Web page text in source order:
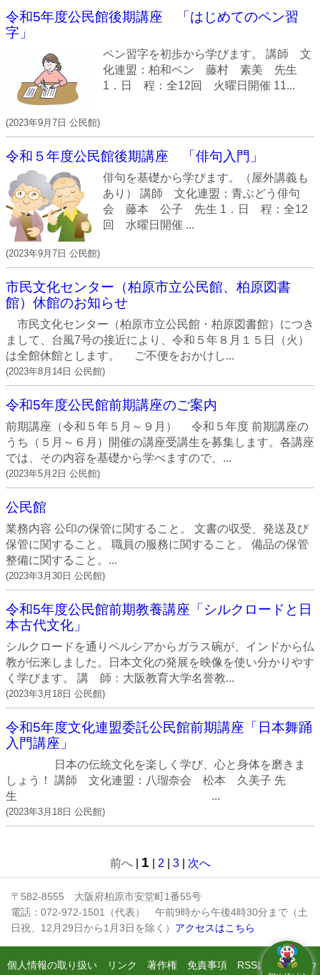
令和5年度公民館後期講座 「はじめてのペン習
字」
ペン習字を初歩から学びます。 講師 文
化連盟：柏和ペン 藤村 素美 先生
1．日 程：全12回 火曜日開催 11...
(2023年9月7日 公民館)
令和５年度公民館後期講座 「俳句入門」
俳句を基礎から学びます。（屋外講義も
あり） 講師 文化連盟：青ぶどう俳句
会 藤本 公子 先生 1．日 程：全12
回 水曜日開催 ...
(2023年9月7日 公民館)
市民文化センター（柏原市立公民館、柏原図書
館）休館のお知らせ
市民文化センター（柏原市立公民館・柏原図書館）につき
まして、台風7号の接近により、令和５年８月１５日（火）
は全館休館とします。 ご不便をおかけし...
(2023年8月14日 公民館)
令和5年度公民館前期講座のご案内
前期講座（令和５年５月～９月） 令和５年度 前期講座の
うち（５月～６月）開催の講座受講生を募集します。各講座
では、その内容を基礎から学べますので、...
(2023年5月2日 公民館)
公民館
業務内容 公印の保管に関すること。 文書の収受、発送及び
保管に関すること。 職員の服務に関すること。 備品の保管
整備に関すること。...
(2023年3月30日 公民館)
令和5年度公民館前期教養講座「シルクロードと日
本古代文化」
シルクロードを通りペルシアからガラス碗が、インドから仏
教が伝来しました。日本文化の発展を映像を使い分かりやす
く学びます。 講 師：大阪教育大学名誉教...
(2023年3月18日 公民館)
令和5年度文化連盟委託公民館前期講座「日本舞踊
入門講座」
日本の伝統文化を楽しく学び、心と身体を磨きま
しょう！ 講師 文化連盟：八瑠奈会 松本 久美子 先
生 ...
(2023年3月18日 公民館)
前へ 1 2 3 次へ
〒582-8555 大阪府柏原市安堂町1番55号
電話：072-972-1501（代表） 午前9時から午後4時30分まで（土
日祝、12月29日から1月3日を除く） アクセスはこちら
個人情報の取り扱い リンク 著作権 免責事項 RSSについて
ウ